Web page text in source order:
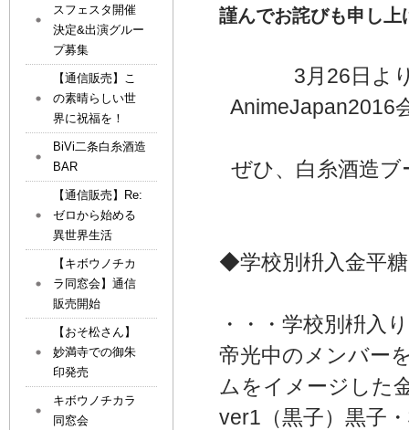
謹んでお詫びも申し上
3月26日よ
AnimeJapan2016
ぜひ、白糸酒造
◆学校別枡入金平
・・・学校別枡入
帝光中のメンバー
ムをイメージした
ver1（黒子）黒子
スフェスタ開催
決定&出演グルー
プ募集
【通信販売】こ
の素晴らしい世
界に祝福を！
BiVi二条白糸酒造
BAR
【通信販売】Re:
ゼロから始める
異世界生活
【キボウノチカ
ラ同窓会】通信
販売開始
【おそ松さん】
妙満寺での御朱
印発売
キボウノチカラ
同窓会